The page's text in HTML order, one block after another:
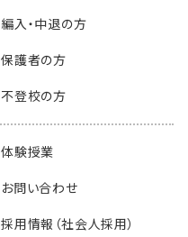
編入・中退の方
保護者の方
不登校の方
体験授業
お問い合わせ
採用情報（社会人採用）